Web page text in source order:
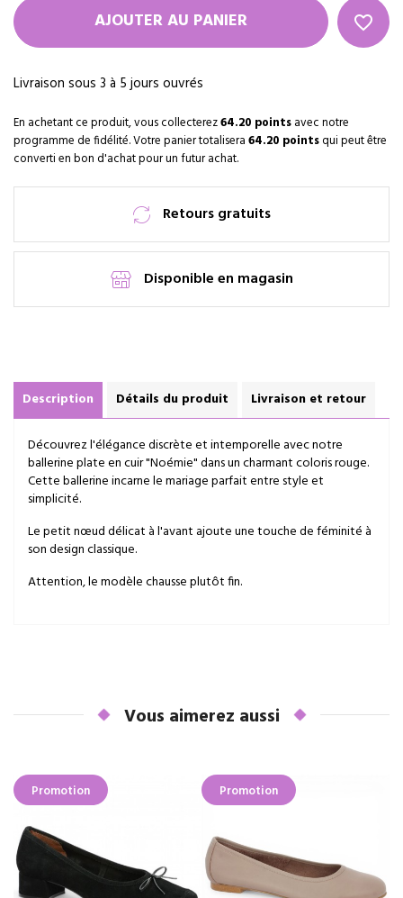
AJOUTER AU PANIER favorite_border
Livraison sous 3 à 5 jours ouvrés
En achetant ce produit, vous collecterez64.20 pointsavec notre
programme de fidélité. Votre panier totalisera64.20 pointsqui peut être
converti en bon d'achat pour un futur achat.
Retours gratuits
Disponible en magasin
Description Détails du produit Livraison et retour
Découvrez l'élégance discrète et intemporelle avec notre
ballerine plate en cuir "Noémie" dans un charmant coloris rouge.
Cette ballerine incarne le mariage parfait entre style et
simplicité.
Le petit nœud délicat à l'avant ajoute une touche de féminité à
son design classique.
Attention, le modèle chausse plutôt fin.
Vous aimerez aussi
Promotion Promotion